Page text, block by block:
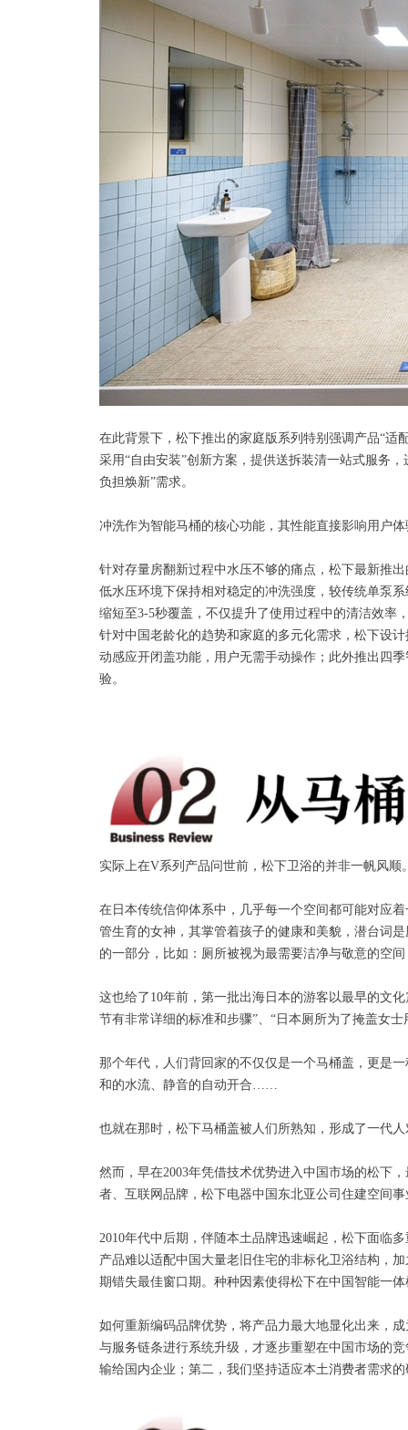
在此背景下，松下推出的家庭版系列特别强调产品“适
采用“自由安装”创新方案，提供送拆装清一站式服务
负担焕新”需求。
冲洗作为智能马桶的核心功能，其性能直接影响用户
针对存量房翻新过程中水压不够的痛点，松下最新推
低水压环境下保持相对稳定的冲洗强度，较传统单泵
缩短至3-5秒覆盖，不仅提升了使用过程中的清洁效率
针对中国老龄化的趋势和家庭的多元化需求，松下设
动感应开闭盖功能，用户无需手动操作；此外推出四
验。
实际上在V系列产品问世前，松下卫浴的并非一帆风顺
在日本传统信仰体系中，几乎每一个空间都可能对应
管生育的女神，其掌管着孩子的健康和美貌，潜台词
的一部分，比如：厕所被视为最需要洁净与敬意的空
这也给了10年前，第一批出海日本的游客以最早的文
节有非常详细的标准和步骤”、“日本厕所为了掩盖女
那个年代，人们背回家的不仅仅是一个马桶盖，更是
和的水流、静音的自动开合……
也就在那时，松下马桶盖被人们所熟知，形成了一代
然而，早在2003年凭借技术优势进入中国市场的松下
者、互联网品牌，松下电器中国东北亚公司住建空间
2010年代中后期，伴随本土品牌迅速崛起，松下面临
产品难以适配中国大量老旧住宅的非标化卫浴结构，
期错失最佳窗口期。种种因素使得松下在中国智能一
如何重新编码品牌优势，将产品力最大地显化出来，
与服务链条进行系统升级，才逐步重塑在中国市场的
输给国内企业；第二，我们坚持适应本土消费者需求